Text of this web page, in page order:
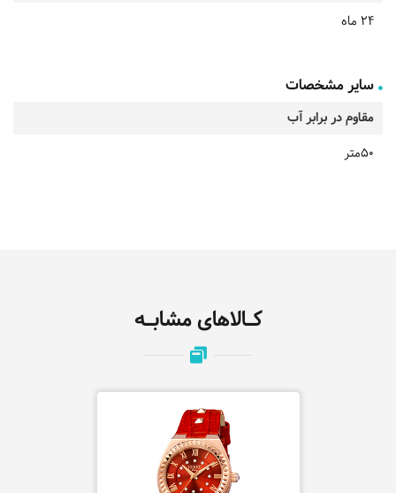
24 ماه
سایر مشخصات
مقاوم در برابر آب
50متر
کـالاهای مشابـه